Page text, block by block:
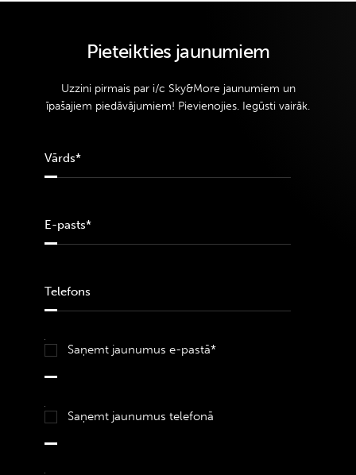
Pieteikties jaunumiem
Uzzini pirmais par i/c Sky&More jaunumiem un
īpašajiem piedāvājumiem! Pievienojies. Iegūsti vairāk.
Saņemt jaunumus e-pastā*
Saņemt jaunumus telefonā